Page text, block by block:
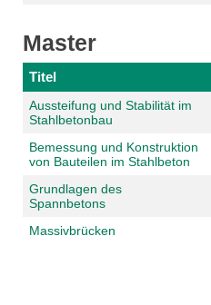
Master
Titel
Aussteifung und Stabilität im
Stahlbetonbau
Bemessung und Konstruktion
von Bauteilen im Stahlbeton
Grundlagen des
Spannbetons
Massivbrücken